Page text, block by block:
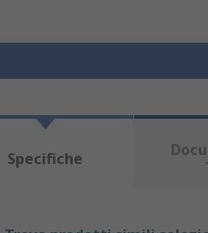
Specifiche